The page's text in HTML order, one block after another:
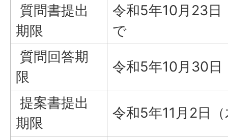
質問書提出
期限
令和5年10月23日
で
質問回答期
限
令和5年10月30日
提案書提出
期限
令和5年11月2日